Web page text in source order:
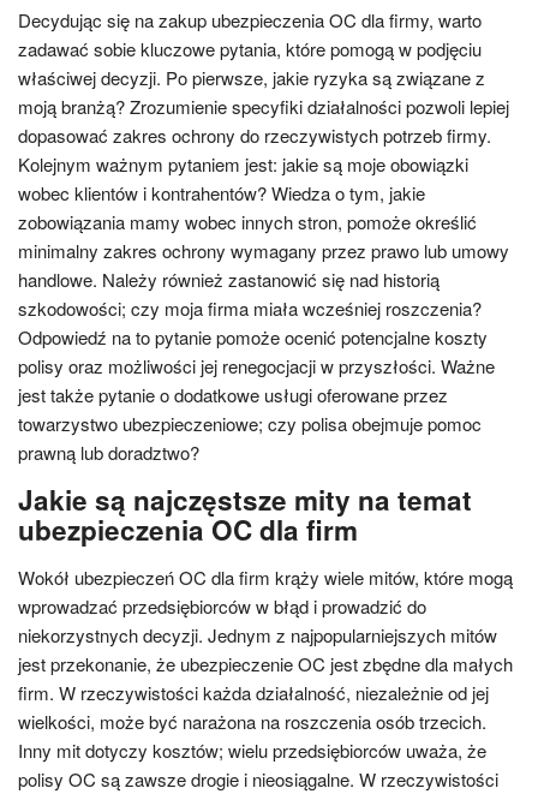
Decydując się na zakup ubezpieczenia OC dla firmy, warto
zadawać sobie kluczowe pytania, które pomogą w podjęciu
właściwej decyzji. Po pierwsze, jakie ryzyka są związane z
moją branżą? Zrozumienie specyfiki działalności pozwoli lepiej
dopasować zakres ochrony do rzeczywistych potrzeb firmy.
Kolejnym ważnym pytaniem jest: jakie są moje obowiązki
wobec klientów i kontrahentów? Wiedza o tym, jakie
zobowiązania mamy wobec innych stron, pomoże określić
minimalny zakres ochrony wymagany przez prawo lub umowy
handlowe. Należy również zastanowić się nad historią
szkodowości; czy moja firma miała wcześniej roszczenia?
Odpowiedź na to pytanie pomoże ocenić potencjalne koszty
polisy oraz możliwości jej renegocjacji w przyszłości. Ważne
jest także pytanie o dodatkowe usługi oferowane przez
towarzystwo ubezpieczeniowe; czy polisa obejmuje pomoc
prawną lub doradztwo?
Jakie są najczęstsze mity na temat
ubezpieczenia OC dla firm
Wokół ubezpieczeń OC dla firm krąży wiele mitów, które mogą
wprowadzać przedsiębiorców w błąd i prowadzić do
niekorzystnych decyzji. Jednym z najpopularniejszych mitów
jest przekonanie, że ubezpieczenie OC jest zbędne dla małych
firm. W rzeczywistości każda działalność, niezależnie od jej
wielkości, może być narażona na roszczenia osób trzecich.
Inny mit dotyczy kosztów; wielu przedsiębiorców uważa, że
polisy OC są zawsze drogie i nieosiągalne. W rzeczywistości